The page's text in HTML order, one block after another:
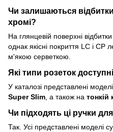
Чи залишаються
хромі?
На глянцевій поверхні
однак якісні покриття LC і
м'якою серветкою.
Які типи розеток
У каталозі представлені
Super Slim , а також на тонкій
Чи підходять ці ручки
Так. Усі представлені моделі